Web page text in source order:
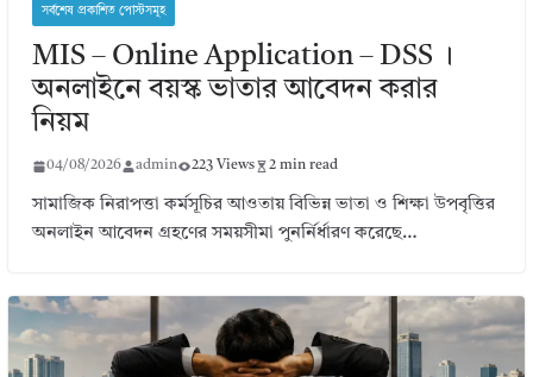
সর্বশেষ প্রকাশিত পোস্টসমূহ
MIS – Online Application – DSS ।
অনলাইনে বয়স্ক ভাতার আবেদন করার
নিয়ম
04/08/2026 admin 223 Views 2 min read
সামাজিক নিরাপত্তা কর্মসূচির আওতায় বিভিন্ন ভাতা ও শিক্ষা উপবৃত্তির
অনলাইন আবেদন গ্রহণের সময়সীমা পুনর্নির্ধারণ করেছে…